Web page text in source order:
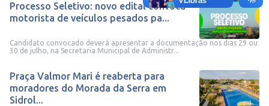
Processo Seletivo: novo edital convoca
motorista de veículos pesados pa...
Candidato convocado deverá apresentar a documentação nos dias 29 ou
30 de julho, na Secretaria Municipal de Administr...
Praça Valmor Mari é reaberta para
moradores do Morada da Serra em
Sidrol...